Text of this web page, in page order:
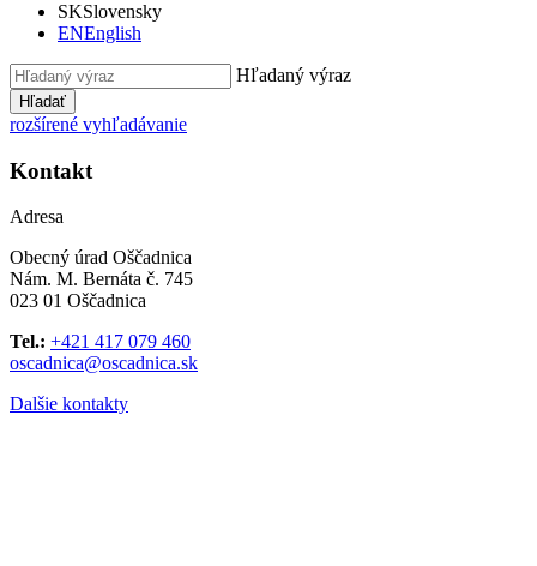
SKSlovensky
ENEnglish
Hľadaný výraz
Hľadať
rozšírené vyhľadávanie
Kontakt
Adresa
Obecný úrad Oščadnica
Nám. M. Bernáta č. 745
023 01 Oščadnica
Tel.: +421 417 079 460
oscadnica@oscadnica.sk
Dalšie kontakty